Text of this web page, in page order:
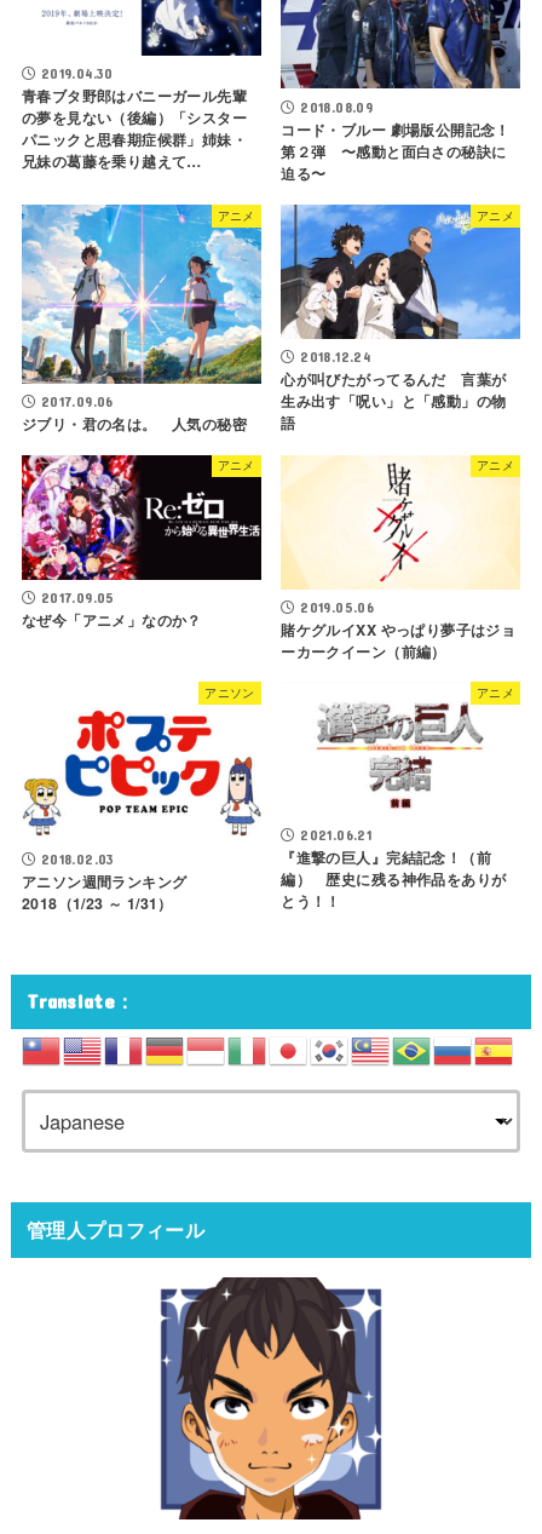
2019.04.30
青春ブタ野郎はバニーガール先輩
の夢を見ない（後編）「シスター
パニックと思春期症候群」姉妹・
兄妹の葛藤を乗り越えて…
2018.08.09
コード・ブルー 劇場版公開記念！
第２弾 〜感動と面白さの秘訣に
迫る〜
アニメ
2017.09.06
ジブリ・君の名は。 人気の秘密
アニメ
2018.12.24
心が叫びたがってるんだ 言葉が
生み出す「呪い」と「感動」の物
語
アニメ
2017.09.05
なぜ今「アニメ」なのか？
アニメ
2019.05.06
賭ケグルイXX やっぱり夢子はジョ
ーカークイーン（前編）
アニソン
2018.02.03
アニソン週間ランキング
2018（1/23 ～ 1/31）
アニメ
2021.06.21
『進撃の巨人』完結記念！（前
編） 歴史に残る神作品をありが
とう！！
Translate：
管理人プロフィール